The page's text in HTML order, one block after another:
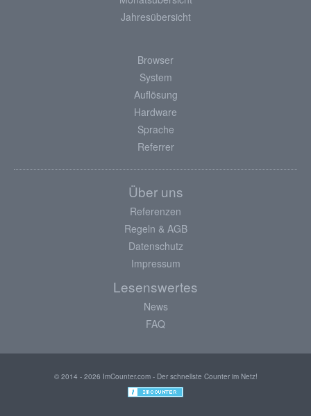
Jahresübersicht
Browser
System
Auflösung
Hardware
Sprache
Referrer
Über uns
Referenzen
Regeln & AGB
Datenschutz
Impressum
Lesenswertes
News
FAQ
© 2014 - 2026 ImCounter.com - Der schnellste Counter im Netz!